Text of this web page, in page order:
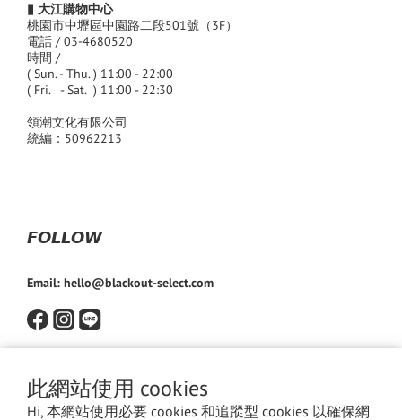
此網站使用 cookies
Hi, 本網站使用必要 cookies 和追蹤型 cookies 以確保網
▮ 大江購物中心
桃園市中壢區中園路二段501號（3F）
電話 / 03-4680520
時間 /
( Sun. - Thu. ) 11:00 - 22:00
( Fri. - Sat. ) 11:00 - 22:30
領潮文化有限公司
統編：50962213
𝙁𝙊𝙇𝙇𝙊𝙒
Email: hello@blackout-select.com